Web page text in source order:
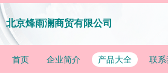
北京烽雨澜商贸有限公司
首页 企业简介 产品大全 联系